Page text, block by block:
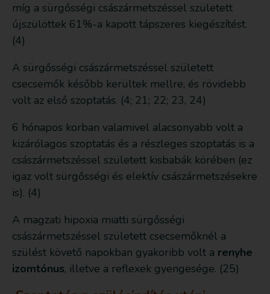
míg a sürgősségi császármetszéssel született
újszülöttek 61%-a kapott tápszeres kiegészítést.
(4)
A sürgősségi császármetszéssel született
csecsemők később kerültek mellre, és rövidebb
volt az első szoptatás. (4; 21; 22; 23, 24)
6 hónapos korban valamivel alacsonyabb volt a
kizárólagos szoptatás és a részleges szoptatás is a
császármetszéssel született kisbabák körében (ez
igaz volt sürgősségi és elektív császármetszésekre
is). (4)
A magzati hipoxia miatti sürgősségi
császármetszéssel született csecsemőknél a
szülést követő napokban gyakoribb volt a renyhe
izomtónus, illetve a reflexek gyengesége. (25)